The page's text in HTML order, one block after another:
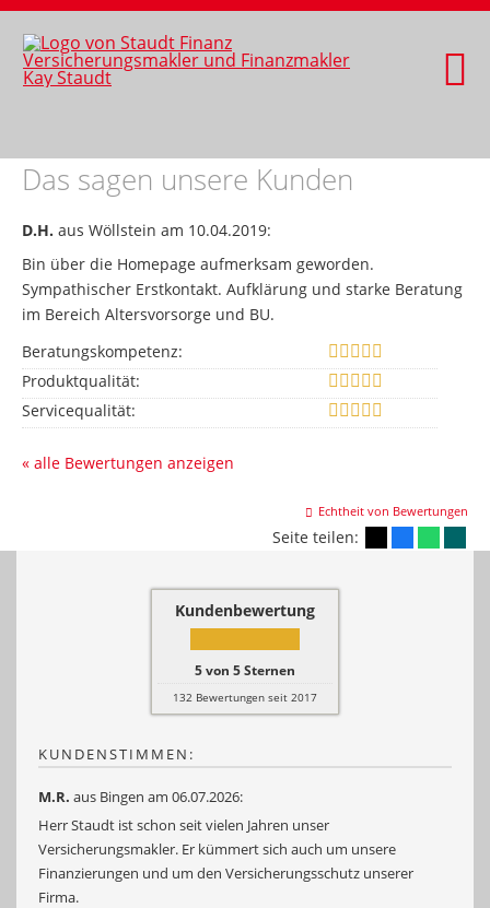
Das sagen unsere Kunden
D.H. aus Wöllstein am 10.04.2019:
Bin über die Homepage aufmerksam geworden.
Sympathischer Erstkontakt. Aufklärung und starke Beratung
im Bereich Altersvorsorge und BU.
Beratungskompetenz:
Produktqualität:
Servicequalität:
« alle Bewertungen anzeigen
Echtheit von Bewertungen
Seite teilen:
Kundenbewertung
5von 5Sternen
132 Bewertungen seit 2017
KUNDENSTIMMEN:
M.R. aus Bingen am 06.07.2026:
Herr Staudt ist schon seit vielen Jahren unser
Versicherungsmakler. Er kümmert sich auch um unsere
Finanzierungen und um den Versicherungsschutz unserer
Firma.